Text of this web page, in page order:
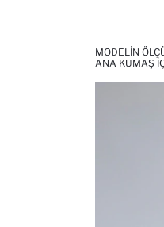
MODELIN
ANA KUMAŞ